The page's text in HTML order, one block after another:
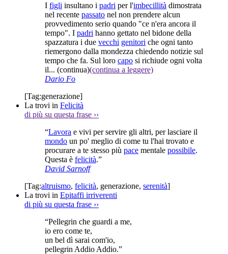
I figli insultano i padri per l'imbecillità dimostrata
nel recente passato nel non prendere alcun
provvedimento serio quando "ce n'era ancora il
tempo". I padri hanno gettato nel bidone della
spazzatura i due vecchi genitori che ogni tanto
riemergono dalla mondezza chiedendo notizie sul
tempo che fa. Sul loro capo si richiude ogni volta
il... (continua)(continua a leggere)
Dario Fo
[Tag:generazione]
La trovi in Felicità
di più su questa frase ››
“Lavora e vivi per servire gli altri, per lasciare il
mondo un po' meglio di come tu l'hai trovato e
procurare a te stesso più pace mentale possibile.
Questa è felicità.”
David Sarnoff
[Tag:altruismo, felicità, generazione, serenità]
La trovi in Epitaffi irriverenti
di più su questa frase ››
“Pellegrin che guardi a me,
io ero come te,
un bel dì sarai com'io,
pellegrin Addio Addio.”